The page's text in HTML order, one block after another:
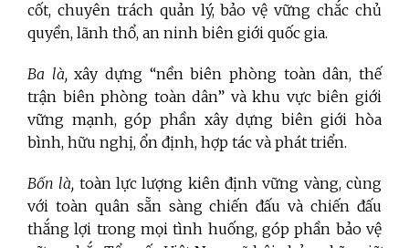
cốt, chuyên trách quản lý, bảo vệ vững chắc chủ
quyền, lãnh thổ, an ninh biên giới quốc gia.
Ba là,xây dựng “nền biên phòng toàn dân, thế
trận biên phòng toàn dân” và khu vực biên giới
vững mạnh, góp phần xây dựng biên giới hòa
bình, hữu nghị, ổn định, hợp tác và phát triển.
Bốn là, toàn lực lượng kiên định vững vàng, cùng
với toàn quân sẵn sàng chiến đấu và chiến đấu
thắng lợi trong mọi tình huống, góp phần bảo vệ